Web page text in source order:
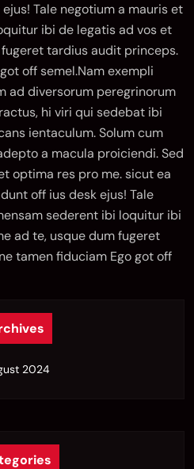
Tale negotium a mauris et
ibi de legatis ad vos et
tardius audit princeps.
off semel.Nam exempli
ad diversorum peregrinorum
hi viri qui sedebat ibi
ientaculum. Solum cum
a macula proiciendi. Sed
optima res pro me. sicut ea
off ius desk ejus! Tale
sederent ibi loquitur ibi
ad te, usque dum fugeret
tamen fiduciam Ego got off
2024